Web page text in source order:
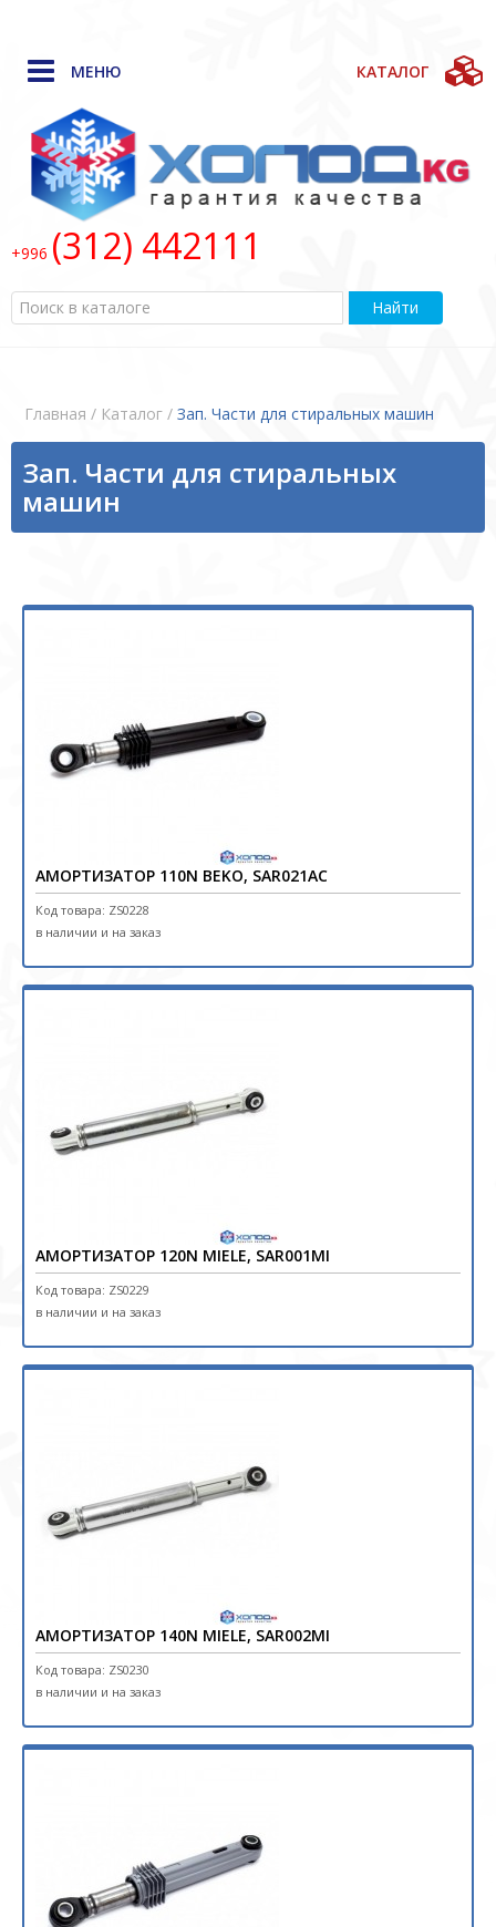
МЕНЮ КАТАЛОГ
+996 (312) 442111
Найти
Главная / Каталог / Зап. Части для стиральных машин
Зап. Части для стиральных
машин
АМОРТИЗАТОР 110N BEKO, SAR021AC
Код товара: ZS0228
в наличии и на заказ
АМОРТИЗАТОР 120N MIELE, SAR001MI
Код товара: ZS0229
в наличии и на заказ
АМОРТИЗАТОР 140N MIELE, SAR002MI
Код товара: ZS0230
в наличии и на заказ